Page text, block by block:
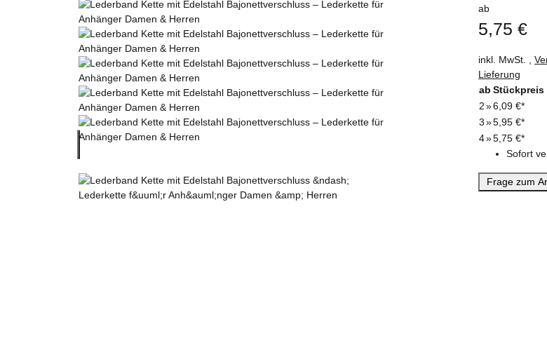
ab
5,75 €
inkl. MwSt. ,
Lieferung
ab Stückpreis
2»6,09 €*
3»5,95 €*
4»5,75 €*
Sofort
Frage zum